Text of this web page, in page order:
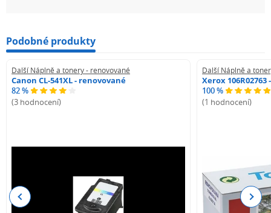
Podobné produkty
Další Náplně a tonery - renovované
Canon CL-541XL - renovované
82 %
(3 hodnocení)
Další Náplně a
Xerox
100 %
(1 hodnocení)
Previous Next